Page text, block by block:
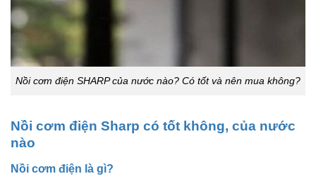
Nồi cơm điện SHARP của nước nào? Có tốt và nên mua không?
Nồi cơm điện Sharp có tốt không, của nước
nào
Nồi cơm điện là gì?